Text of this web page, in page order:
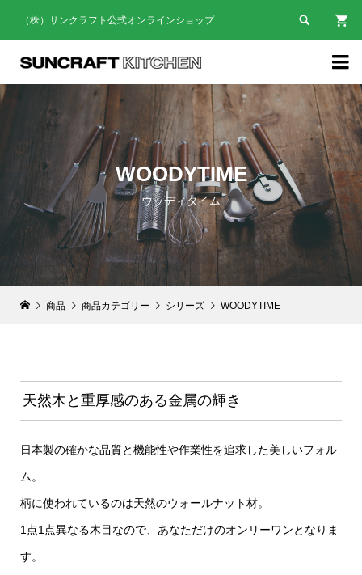
（株）サンクラフト公式オンラインショップ 

WOODYTIME
ウッディタイム
商品 商品カテゴリー シリーズ WOODYTIME
天然木と重厚感のある金属の輝き
日本製の確かな品質と機能性や作業性を追求した美しいフォル
ム。
柄に使われているのは天然のウォールナット材。
1点1点異なる木目なので、あなただけのオンリーワンとなりま
す。